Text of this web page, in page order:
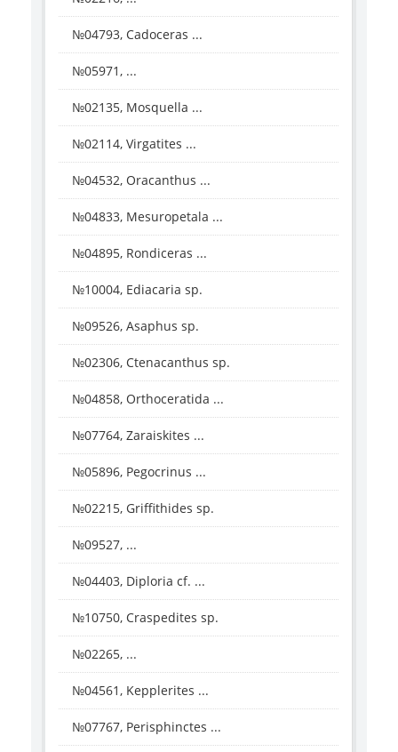
№04793, Cadoceras ...
№05971, ...
№02135, Mosquella ...
№02114, Virgatites ...
№04532, Oracanthus ...
№04833, Mesuropetala ...
№04895, Rondiceras ...
№10004, Ediacaria sp.
№09526, Asaphus sp.
№02306, Ctenacanthus sp.
№04858, Orthoceratida ...
№07764, Zaraiskites ...
№05896, Pegocrinus ...
№02215, Griffithides sp.
№09527, ...
№04403, Diploria cf. ...
№10750, Craspedites sp.
№02265, ...
№04561, Kepplerites ...
№07767, Perisphinctes ...